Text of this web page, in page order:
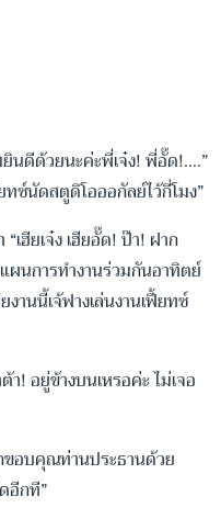
นดีด้วยนะค่ะพี่เจ๋ง! พี่อั๊ด!….”
ซ์นัดสตูดิโอออกัลย์ไว้กี่โมง”
เฮียเจ๋ง เฮียอั๊ด! ป๊า! ฝาก
นการทำงานร่วมกันอาทิตย์
งานนี้เจ้ฟางเล่นงานเฟี้ยทซ์
! อยู่ข้างบนเหรอค่ะ ไม่เจอ
ขอบคุณท่านประธานด้วย
อีกที”